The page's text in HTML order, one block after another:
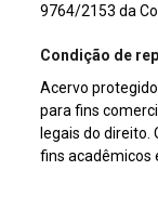
9764/2153 da
Condição de
Acervo
para fins
legais do
fins acadêmicos